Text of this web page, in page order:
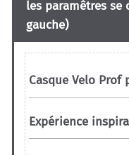
les paramêtres se
gauche)